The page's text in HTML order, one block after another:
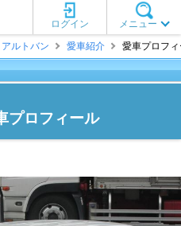
メニュー
ログイン
アルトバン 愛車紹介 愛車プロフ
プロフィール